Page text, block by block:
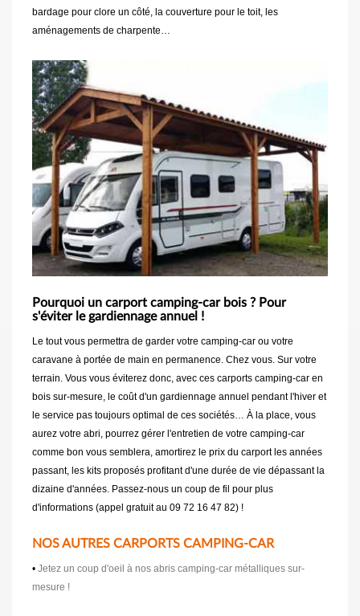
bardage pour clore un côté, la couverture pour le toit, les
aménagements de charpente…
Pourquoi un carport camping-car bois ? Pour
s'éviter le gardiennage annuel !
Le tout vous permettra de garder votre camping-car ou votre
caravane à portée de main en permanence. Chez vous. Sur votre
terrain. Vous vous éviterez donc, avec ces carports camping-car en
bois sur-mesure, le coût d'un gardiennage annuel pendant l'hiver et
le service pas toujours optimal de ces sociétés… À la place, vous
aurez votre abri, pourrez gérer l'entretien de votre camping-car
comme bon vous semblera, amortirez le prix du carport les années
passant, les kits proposés profitant d'une durée de vie dépassant la
dizaine d'années. Passez-nous un coup de fil pour plus
d'informations (appel gratuit au 09 72 16 47 82) !
NOS AUTRES CARPORTS CAMPING-CAR
• Jetez un coup d'oeil à nos abris camping-car métalliques sur-
mesure !